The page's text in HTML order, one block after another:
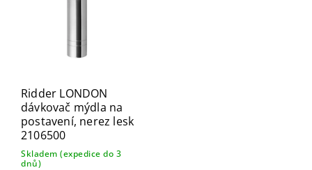
Ridder LONDON
dávkovač mýdla na
postavení, nerez lesk
2106500
Skladem (expedice do 3
dnů)